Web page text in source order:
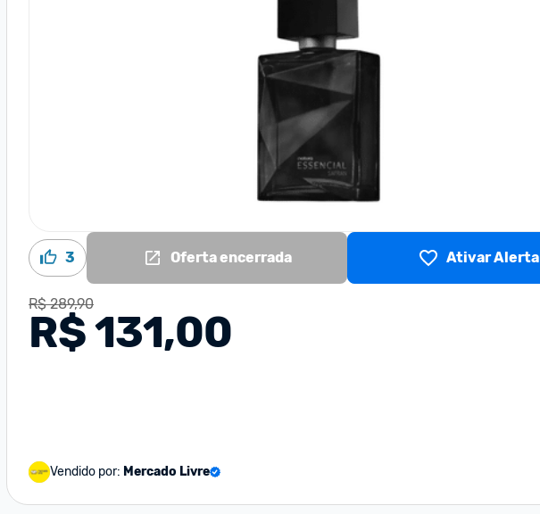
3 Oferta encerrada Ativar Alerta
R$ 289,90
R$ 131,00
Vendido por: Mercado Livre